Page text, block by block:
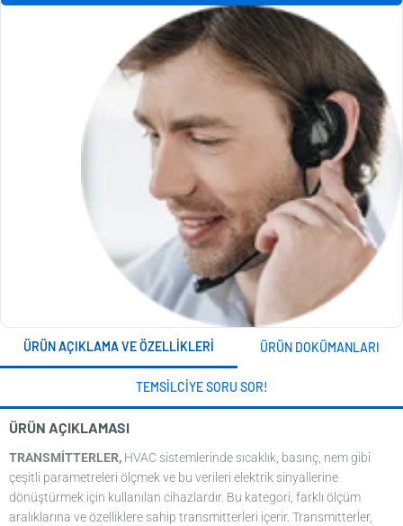
ÜRÜN AÇIKLAMA VE ÖZELLIKLERI ÜRÜN DOKÜMANLARI
TEMSILCIYE SORU SOR!
ÜRÜN AÇIKLAMASI
TRANSMITTERLER, HVAC sistemlerinde sıcaklık, basınç, nem gibi
çeşitli parametreleri ölçmek ve bu verileri elektrik sinyallerine
dönüştürmek için kullanılan cihazlardır. Bu kategori, farklı ölçüm
aralıklarına ve özelliklere sahip transmitterleri içerir. Transmitterler,